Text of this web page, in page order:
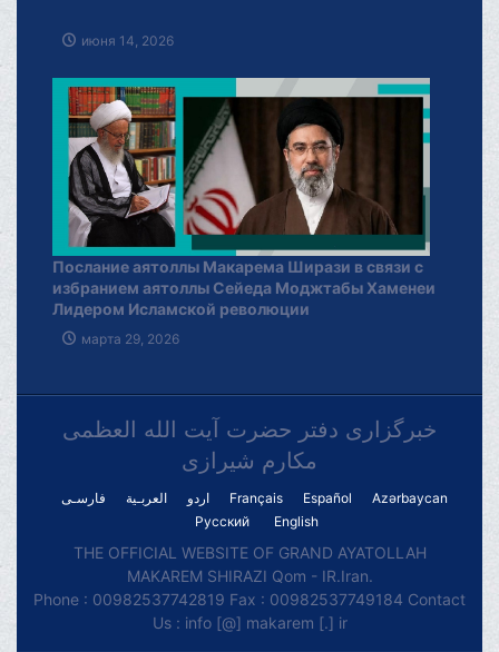
июня 14, 2026
Послание аятоллы Макарема Ширази в связи с
избранием аятоллы Сейеда Моджтабы Хаменеи
Лидером Исламской революции
марта 29, 2026
خبرگزاری دفتر حضرت آیت الله العظمی
مکارم شیرازی
فارسـی العربـیة اردو Français Español
Azərbaycan
Русский
English
THE OFFICIAL WEBSITE OF GRAND AYATOLLAH
MAKAREM SHIRAZI Qom - IR.Iran.
Phone : 00982537742819 Fax : 00982537749184 Contact
Us : info [@] makarem [.] ir